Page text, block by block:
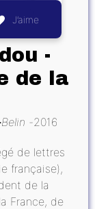
J’aime
-
de la
Belin 2016
de lettres
française),
de la
France, de